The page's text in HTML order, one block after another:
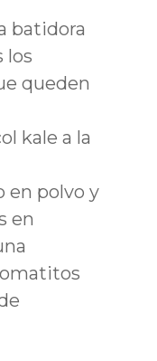
batidora
los
queden
kale a la
en polvo y
en